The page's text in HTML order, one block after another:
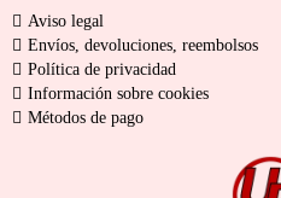
Aviso legal
Envíos, devoluciones, reembolsos
Política de privacidad
Información sobre cookies
Métodos de pago